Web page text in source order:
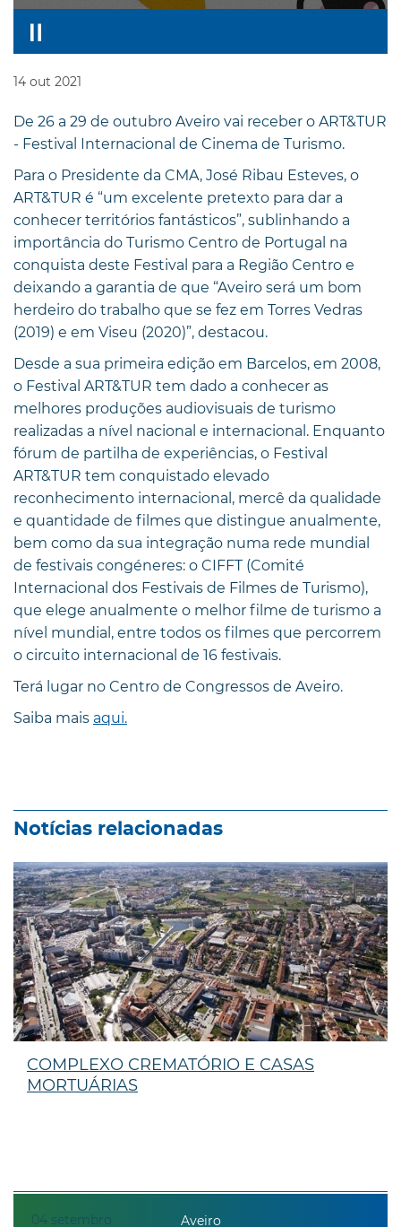
14 out 2021
De 26 a 29 de outubro Aveiro vai receber o ART&TUR
- Festival Internacional de Cinema de Turismo.
Para o Presidente da CMA, José Ribau Esteves, o
ART&TUR é “um excelente pretexto para dar a
conhecer territórios fantásticos”, sublinhando a
importância do Turismo Centro de Portugal na
conquista deste Festival para a Região Centro e
deixando a garantia de que “Aveiro será um bom
herdeiro do trabalho que se fez em Torres Vedras
(2019) e em Viseu (2020)”, destacou.
Desde a sua primeira edição em Barcelos, em 2008,
o Festival ART&TUR tem dado a conhecer as
melhores produções audiovisuais de turismo
realizadas a nível nacional e internacional. Enquanto
fórum de partilha de experiências, o Festival
ART&TUR tem conquistado elevado
reconhecimento internacional, mercê da qualidade
e quantidade de filmes que distingue anualmente,
bem como da sua integração numa rede mundial
de festivais congéneres: o CIFFT (Comité
Internacional dos Festivais de Filmes de Turismo),
que elege anualmente o melhor filme de turismo a
nível mundial, entre todos os filmes que percorrem
o circuito internacional de 16 festivais.
Terá lugar no Centro de Congressos de Aveiro.
Saiba mais aqui.
Notícias relacionadas
04 setembro
COMPLEXO CREMATÓRIO E CASAS
MORTUÁRIAS
Aveiro